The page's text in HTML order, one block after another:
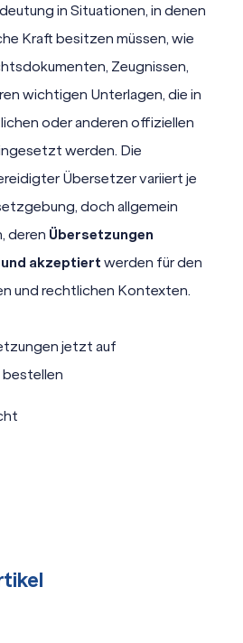
in Situationen, in denen
Kraft besitzen müssen, wie
Zeugnissen,
wichtigen Unterlagen, die in
oder anderen offiziellen
werden. Die
Übersetzer variiert je
doch allgemein
deren Übersetzungen
akzeptiert werden für den
und rechtlichen Kontexten.
jetzt auf